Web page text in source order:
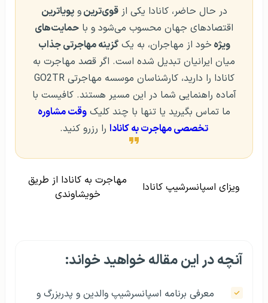
در حال حاضر، کانادا یکی ازقوی‌ترینوپویاترین
اقتصادهای جهان محسوب می‌شود و با حمایت‌های
ویژه خود از مهاجران، به یکگزینه مهاجرتی جذاب
میان ایرانیان تبدیل شده است. اگر قصد مهاجرت به
کانادا را دارید، کارشناسان موسسه مهاجرتی GO2TR
آماده راهنمایی شما در این مسیر هستند. کافیست با
ما تماس بگیرید یا تنها با چند کلیک وقت مشاوره
تخصصی مهاجرت به کانادا را رزرو کنید.
ویزای اسپانسرشیپ کانادا
مهاجرت به کانادا از طریق
خویشاوندی
آنچه در این مقاله خواهید خواند:
معرفی برنامه اسپانسرشیپ والدین و پدربزرگ و